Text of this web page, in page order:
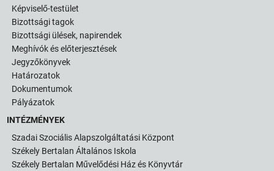
Képviselő-testület
Bizottsági tagok
Bizottsági ülések, napirendek
Meghívók és előterjesztések
Jegyzőkönyvek
Határozatok
Dokumentumok
Pályázatok
INTÉZMÉNYEK
Szadai Szociális Alapszolgáltatási Központ
Székely Bertalan Általános Iskola
Székely Bertalan Művelődési Ház és Könyvtár